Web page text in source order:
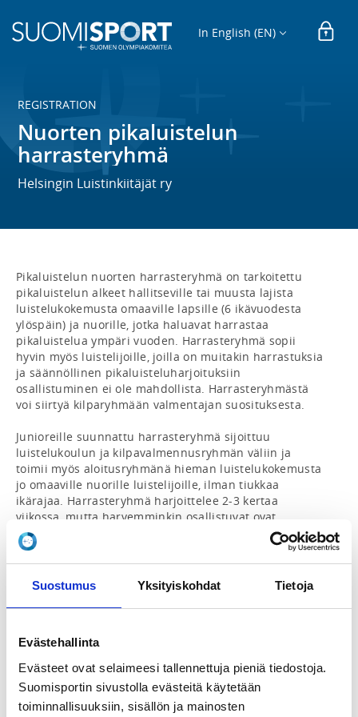
Suostumus Yksityiskohdat Tietoja
Evästehallinta
Evästeet ovat selaimeesi tallennettuja pieniä tiedostoja.
Suomisportin sivustolla evästeitä käytetään
toiminnallisuuksiin, sisällön ja mainosten
In English (EN)
REGISTRATION
Nuorten pikaluistelun
harrasteryhmä
Helsingin Luistinkiitäjät ry
Pikaluistelun nuorten harrasteryhmä on tarkoitettu
pikaluistelun alkeet hallitseville tai muusta lajista
luistelukokemusta omaaville lapsille (6 ikävuodesta
ylöspäin) ja nuorille, jotka haluavat harrastaa
pikaluistelua ympäri vuoden. Harrasteryhmä sopii
hyvin myös luistelijoille, joilla on muitakin harrastuksia
ja säännöllinen pikaluisteluharjoituksiin
osallistuminen ei ole mahdollista. Harrasteryhmästä
voi siirtyä kilparyhmään valmentajan suosituksesta.
Junioreille suunnattu harrasteryhmä sijoittuu
luistelukoulun ja kilpavalmennusryhmän väliin ja
toimii myös aloitusryhmänä hieman luistelukokemusta
jo omaaville nuorille luistelijoille, ilman tiukkaa
ikärajaa. Harrasteryhmä harjoittelee 2-3 kertaa
viikossa, mutta harvemminkin osallistuvat ovat
tervetulleita. Harrasteryhmässä tärkeintä on
liikkumisen ilo ja kaverit, pikaluistelutekniikkaa
kehitetään kuitenkin myös. Olemme saaneet
harrasteryhmän perustamiseen tukea Urlus-säätiöltä
kuukaudessa. Jos haluat lopettaa harjoittelun,
maksuvelvoite päättyy ilmoitusta seuraavan kuukauden
loppuun. Keskikesällä ei järjestetä harjoituksia eikä
heinäkuulta tule laskua. Harjoittelusta voi olla muina
aikoina lyhyitä 1-2 viikon taukoja, joita ei huomioida